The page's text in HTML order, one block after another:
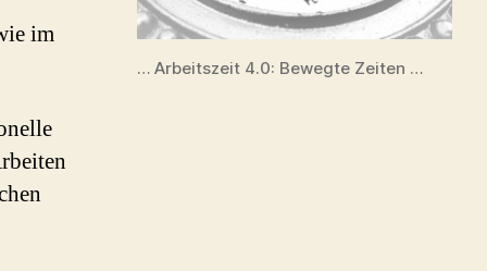
… Arbeitszeit 4.0: Bewegte Zeiten …
im